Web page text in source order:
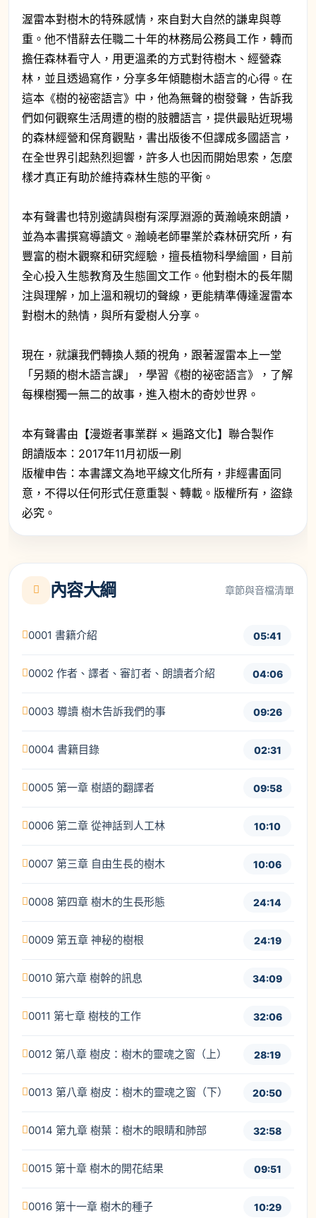
渥雷本對樹木的特殊感情，來自對大自然的謙卑與尊
重。他不惜辭去任職二十年的林務局公務員工作，轉而
擔任森林看守人，用更溫柔的方式對待樹木、經營森
林，並且透過寫作，分享多年傾聽樹木語言的心得。在
這本《樹的祕密語言》中，他為無聲的樹發聲，告訴我
們如何觀察生活周遭的樹的肢體語言，提供最貼近現場
的森林經營和保育觀點，書出版後不但譯成多國語言，
在全世界引起熱烈迴響，許多人也因而開始思索，怎麼
樣才真正有助於維持森林生態的平衡。
本有聲書也特別邀請與樹有深厚淵源的黃瀚嶢來朗讀，
並為本書撰寫導讀文。瀚嶢老師畢業於森林研究所，有
豐富的樹木觀察和研究經驗，擅長植物科學繪圖，目前
全心投入生態教育及生態圖文工作。他對樹木的長年關
注與理解，加上溫和親切的聲線，更能精準傳達渥雷本
對樹木的熱情，與所有愛樹人分享。
現在，就讓我們轉換人類的視角，跟著渥雷本上一堂
「另類的樹木語言課」，學習《樹的祕密語言》，了解
每棵樹獨一無二的故事，進入樹木的奇妙世界。
本有聲書由【漫遊者事業群 × 遍路文化】聯合製作
朗讀版本：2017年11月初版一刷
版權申告：本書譯文為地平線文化所有，非經書面同
意，不得以任何形式任意重製、轉載。版權所有，盜錄
必究。
內容大綱 章節與音檔清單
0001 書籍介紹 05:41
0002 作者、譯者、審訂者、朗讀者介紹 04:06
0003 導讀 樹木告訴我們的事 09:26
0004 書籍目錄 02:31
0005 第一章 樹語的翻譯者 09:58
0006 第二章 從神話到人工林 10:10
0007 第三章 自由生長的樹木 10:06
0008 第四章 樹木的生長形態 24:14
0009 第五章 神秘的樹根 24:19
0010 第六章 樹幹的訊息 34:09
0011 第七章 樹枝的工作 32:06
0012 第八章 樹皮：樹木的靈魂之窗（上） 28:19
0013 第八章 樹皮：樹木的靈魂之窗（下） 20:50
0014 第九章 樹葉：樹木的眼睛和肺部 32:58
0015 第十章 樹木的開花結果 09:51
0016 第十一章 樹木的種子 10:29